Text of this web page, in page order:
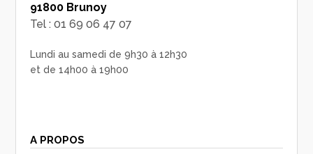
91800 Brunoy
Tel : 01 69 06 47 07
Lundi au samedi de 9h30 à 12h30
et de 14h00 à 19h00
A PROPOS